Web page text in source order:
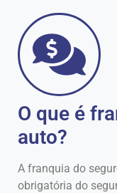
O que é
auto?
A franquia do
obrigatória do